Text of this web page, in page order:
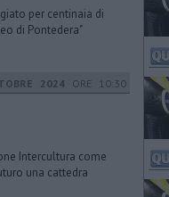
per centinaia di
di Pontedera"
2024 ORE 10:30
Intercultura come
una cattedra